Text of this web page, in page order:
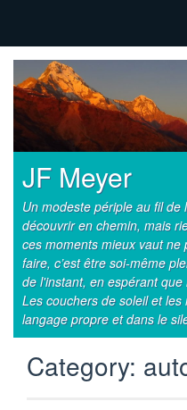
JF Meyer
Un modeste périple au fil
découvrir en chemin, mais
ces moments mieux vaut ne
faire, c’est être soi-même
de l'instant, en espérant
Les couchers de soleil et les
langage propre et dans le
Category: